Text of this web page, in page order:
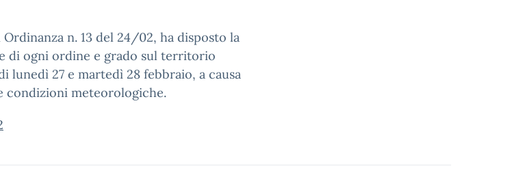
n. 13 del 24/02, ha disposto la
di ogni ordine e grado sul territorio
lunedì 27 e martedì 28 febbraio, a causa
condizioni meteorologiche.